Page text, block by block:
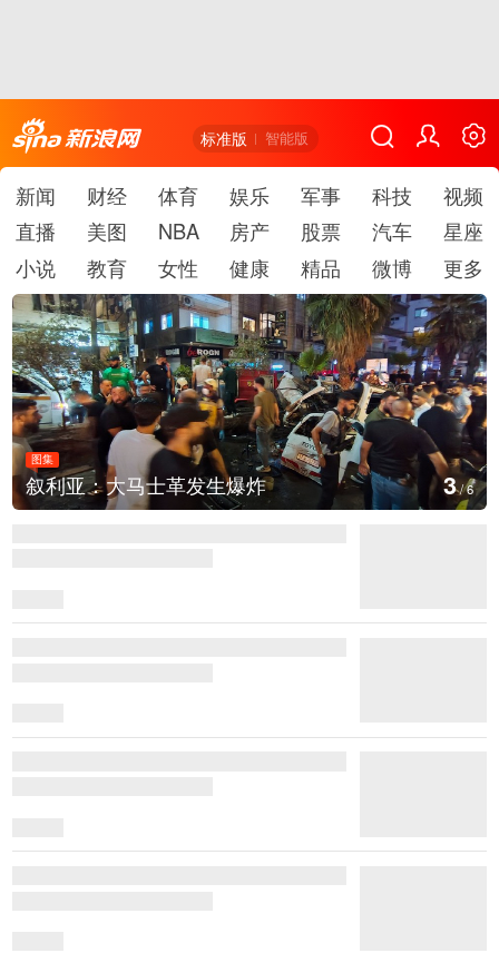
标准版 智能版
新闻 财经 体育 娱乐 军事 科技
视频
直播
美图 NBA 房产 股票 汽车
星座
小说
教育 女性 健康 精品 微博 更多
图集
叙利亚：大马士革发生爆炸 3/6